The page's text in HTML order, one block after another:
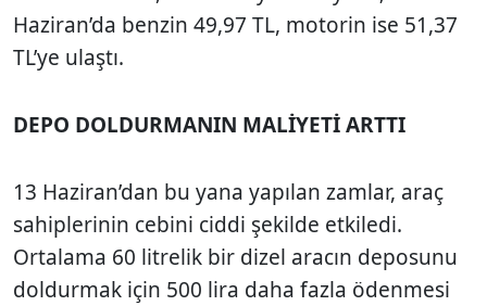
Haziran’da benzin 49,97 TL, motorin ise 51,37
TL’ye ulaştı.
DEPO DOLDURMANIN MALİYETİ ARTTI
13 Haziran’dan bu yana yapılan zamlar, araç
sahiplerinin cebini ciddi şekilde etkiledi.
Ortalama 60 litrelik bir dizel aracın deposunu
doldurmak için 500 lira daha fazla ödenmesi